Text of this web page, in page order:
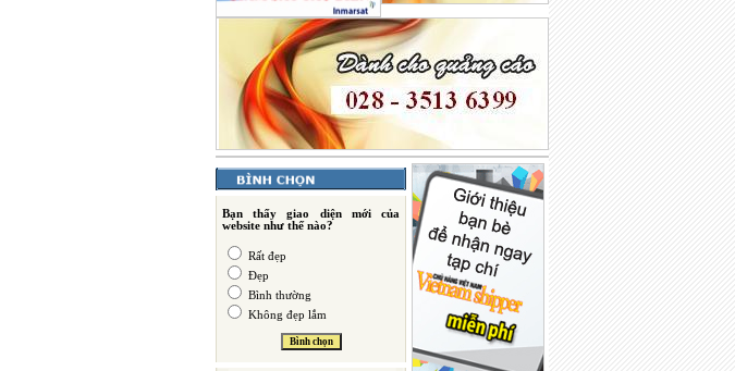
Bạn thấy giao diện mới của
website như thế nào?
Rất đẹp
Đẹp
Bình thường
Không đẹp lắm